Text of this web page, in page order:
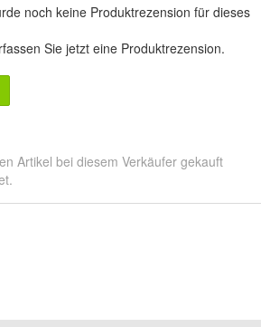
noch keine Produktrezension für dieses
Sie jetzt eine Produktrezension.
Artikel bei diesem Verkäufer gekauft